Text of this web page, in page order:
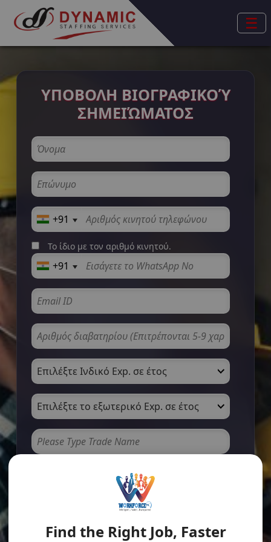
☰
ΥΠΟΒΟΛΗ ΒΙΟΓΡΑΦΙΚΟΎ
ΣΗΜΕΙΏΜΑΤΟΣ
+91
Το ίδιο με τον αριθμό κινητού.
+91
Find the Right Job, Faster